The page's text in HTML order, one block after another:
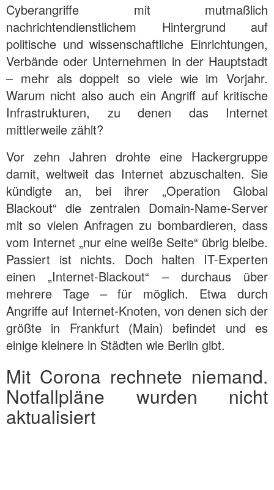
Cyberangriffe mit mutmaßlich
nachrichtendienstlichem Hintergrund auf
politische und wissenschaftliche Einrichtungen,
Verbände oder Unternehmen in der Hauptstadt
– mehr als doppelt so viele wie im Vorjahr.
Warum nicht also auch ein Angriff auf kritische
Infrastrukturen, zu denen das Internet
mittlerweile zählt?
Vor zehn Jahren drohte eine Hackergruppe
damit, weltweit das Internet abzuschalten. Sie
kündigte an, bei ihrer „Operation Global
Blackout“ die zentralen Domain-Name-Server
mit so vielen Anfragen zu bombardieren, dass
vom Internet „nur eine weiße Seite“ übrig bleibe.
Passiert ist nichts. Doch halten IT-Experten
einen „Internet-Blackout“ – durchaus über
mehrere Tage – für möglich. Etwa durch
Angriffe auf Internet-Knoten, von denen sich der
größte in Frankfurt (Main) befindet und es
einige kleinere in Städten wie Berlin gibt.
Mit Corona rechnete niemand.
Notfallpläne wurden nicht
aktualisiert